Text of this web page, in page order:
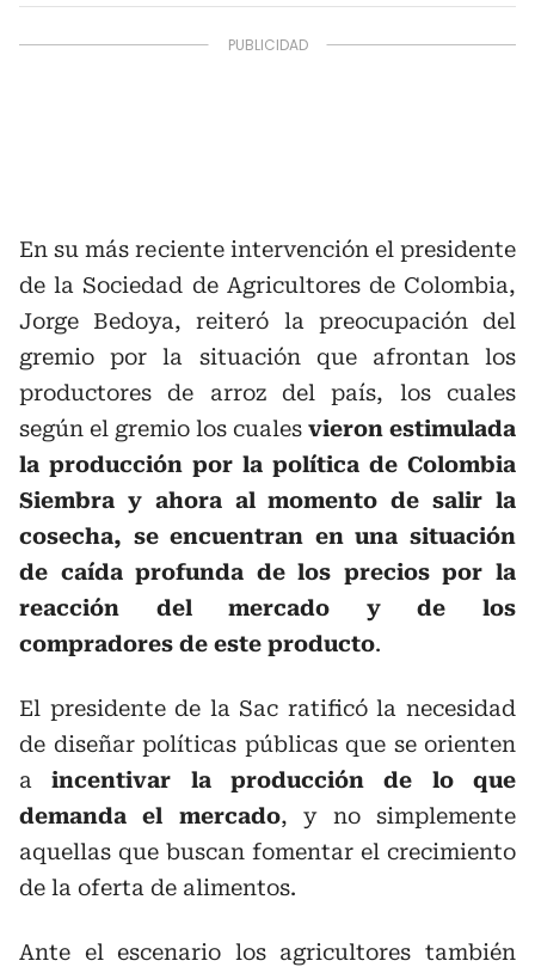
En su más reciente intervención el presidente
de la Sociedad de Agricultores de Colombia,
Jorge Bedoya, reiteró la preocupación del
gremio por la situación que afrontan los
productores de arroz del país, los cuales
según el gremio los cuales vieron estimulada
la producción por la política de Colombia
Siembra y ahora al momento de salir la
cosecha, se encuentran en una situación
de caída profunda de los precios por la
reacción del mercado y de los
compradores de este producto.
El presidente de la Sac ratificó la necesidad
de diseñar políticas públicas que se orienten
aincentivar la producción de lo que
demanda el mercado, y no simplemente
aquellas que buscan fomentar el crecimiento
de la oferta de alimentos.
Ante el escenario los agricultores también